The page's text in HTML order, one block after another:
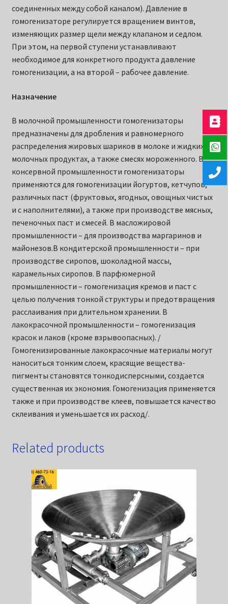
соединенных между собой каналом). Давление в
гомогенизаторе регулируется вращением винтов,
изменяющих размер щели между клапаном и седлом.
При этом, на первой ступени устанавливают
необходимое для конкретного продукта давление
гомогенизации, а на второй – рабочее давление.
Назначение
В молочной промышленности гомогенизаторы
предназначены для дробления и равномерного
распределения жировых шариков в молоке и жидких
молочных продуктах, а также смесях мороженного. В
консервной промышленности гомогенизаторы
применяются для гомогенизации йогуртов, кетчупов,
различных паст (фруктовых, ягодных, овощных чистых
и с наполнителями), а также при производстве мясных,
печеночных паст и смесей. В масложировой
промышленности – для производства маргаринов и
майонезов.В кондитерской промышленности – при
производстве сиропов, шоколадной массы,
карамельных сиропов. В парфюмерной
промышленности – гомогенизация кремов и паст с
целью получения тонкой структуры и предотвращения
расслаивания при длительном хранении. В
лакокрасочной промышленности – гомогенизация
красок и лаков (кроме взрывоопасных). /
Гомогенизированные лакокрасочные материалы могут
наноситься тонким слоем, красящие вещества-
пигменты становятся тонкодисперсными, создается
существенная их экономия. Гомогенизация применяется
также и при производстве клеев, повышается качество
склеивания и уменьшается их расход/.
Related products